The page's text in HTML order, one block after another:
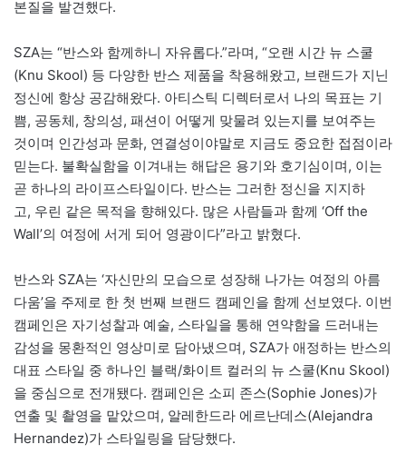
본질을 발견했다.
SZA는 “반스와 함께하니 자유롭다.”라며, “오랜 시간 뉴 스쿨
(Knu Skool) 등 다양한 반스 제품을 착용해왔고, 브랜드가 지닌
정신에 항상 공감해왔다. 아티스틱 디렉터로서 나의 목표는 기
쁨, 공동체, 창의성, 패션이 어떻게 맞물려 있는지를 보여주는
것이며 인간성과 문화, 연결성이야말로 지금도 중요한 접점이라
믿는다. 불확실함을 이겨내는 해답은 용기와 호기심이며, 이는
곧 하나의 라이프스타일이다. 반스는 그러한 정신을 지지하
고, 우린 같은 목적을 향해있다. 많은 사람들과 함께 ‘Off the
Wall’의 여정에 서게 되어 영광이다”라고 밝혔다.
반스와 SZA는 ‘자신만의 모습으로 성장해 나가는 여정의 아름
다움’을 주제로 한 첫 번째 브랜드 캠페인을 함께 선보였다. 이번
캠페인은 자기성찰과 예술, 스타일을 통해 연약함을 드러내는
감성을 몽환적인 영상미로 담아냈으며, SZA가 애정하는 반스의
대표 스타일 중 하나인 블랙/화이트 컬러의 뉴 스쿨(Knu Skool)
을 중심으로 전개됐다. 캠페인은 소피 존스(Sophie Jones)가
연출 및 촬영을 맡았으며, 알레한드라 에르난데스(Alejandra
Hernandez)가 스타일링을 담당했다.